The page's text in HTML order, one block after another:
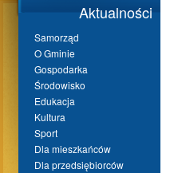
Aktualności
Samorząd
O Gminie
Gospodarka
Środowisko
Edukacja
Kultura
Sport
Dla mieszkańców
Dla przedsiębiorców